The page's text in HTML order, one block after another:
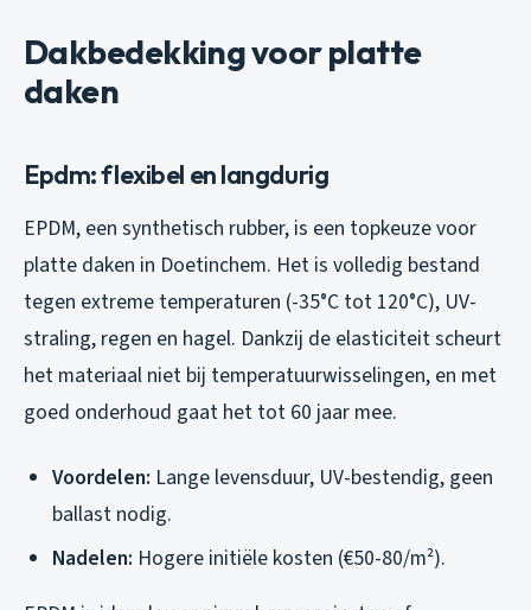
Dakbedekking voor platte
daken
Epdm: flexibel en langdurig
EPDM, een synthetisch rubber, is een topkeuze voor
platte daken in Doetinchem. Het is volledig bestand
tegen extreme temperaturen (-35°C tot 120°C), UV-
straling, regen en hagel. Dankzij de elasticiteit scheurt
het materiaal niet bij temperatuurwisselingen, en met
goed onderhoud gaat het tot 60 jaar mee.
Voordelen: Lange levensduur, UV-bestendig, geen
ballast nodig.
Nadelen: Hogere initiële kosten (€50-80/m²).